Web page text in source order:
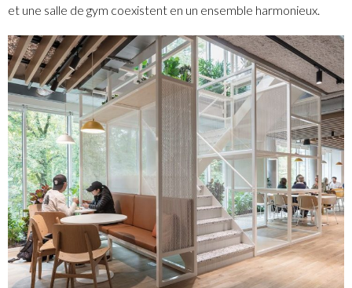
et une salle de gym coexistent en un ensemble harmonieux.